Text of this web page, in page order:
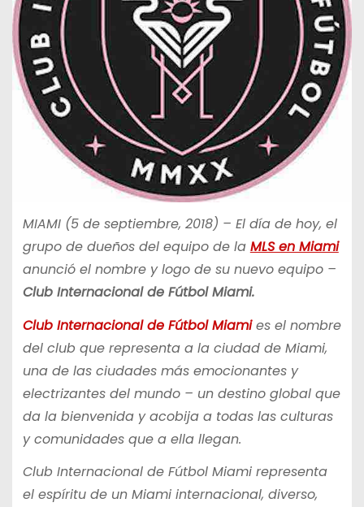
MIAMI (5 de septiembre, 2018) – El día de hoy, el
grupo de dueños del equipo de la MLS en Miami
anunció el nombre y logo de su nuevo equipo –
Club Internacional de Fútbol Miami.
Club Internacional de Fútbol Miami es el nombre
del club que representa a la ciudad de Miami,
una de las ciudades más emocionantes y
electrizantes del mundo – un destino global que
da la bienvenida y acobija a todas las culturas
y comunidades que a ella llegan.
Club Internacional de Fútbol Miami representa
el espíritu de un Miami internacional, diverso,